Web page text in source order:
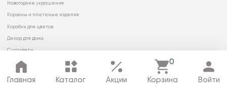
Главная Каталог Акции
0
Корзина Войти
Новогодние украшения
Корзины и плетеные изделия
Коробки для цветов
Декор для дома
Сухоцветы
© 2026 ООО «МИРРЭЙ»